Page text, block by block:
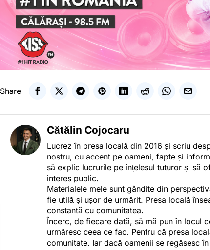
Share
Cătălin Cojocaru
Lucrez în presa locală din 2016 și scriu
nostru, cu accent pe oameni, fapte și
să explic lucrurile pe înțelesul tuturor și să
interes public.
Materialele mele sunt gândite din
fie utilă și ușor de urmărit. Presa locală
constantă cu comunitatea.
Încerc, de fiecare dată, să mă pun în locul
urmăresc ceea ce fac. Pentru că presa
comunitate. Iar dacă oamenii se regăsesc